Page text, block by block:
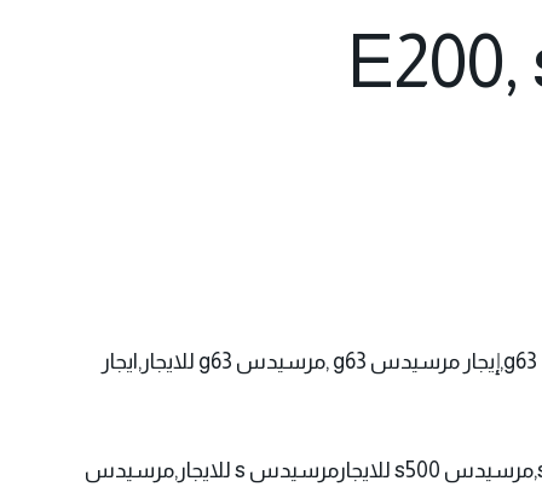
بالتالي تسليم سيارة لعدم حدوث مشكلة اثناء استئجار سيارة,مرسيدس e200 للايجار,ايجار سيارات في مصر,ايجار مرسيدس g63,إيجار مرسيدس g63 ,مرسيدس g63 للايجار,ايجار
مرسيدس s500 ,ايجار مرسيدس s400,ايجار سيارات مرسيدس s400 الرياض,ايجار سيارة مرسيدس s500,ايجار مرسيدس s,مرسيدس s500 للايجارمرسيدس s للايجار,مرسيدس